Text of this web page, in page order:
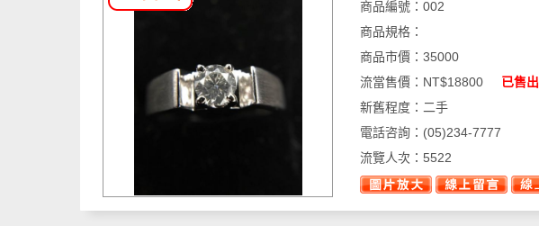
商品編號：002
商品規格：
商品市價：35000
流當售價： NT$18800
已售出
新舊程度：二手
電話咨詢： (05)234-7777
流覽人次：5522